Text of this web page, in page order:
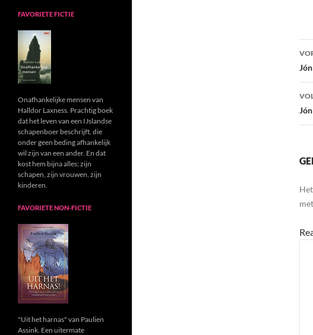
met
FAVORIETE FICTIE
Onafhankelijke mensen van
Halldor Laxness. Prachtig boek
dat het leven van een IJslandse
schapenboer beschrijft, die
onder geen beding afhankelijk
wil zijn van een ander. En dat
kost hem bijna alles; zijn
schapen, zijn vrouwen, zijn
kinderen.
FAVORIETE NON-FICTIE
"Uit het harnas" van Paulien
Assink. Een uitermate